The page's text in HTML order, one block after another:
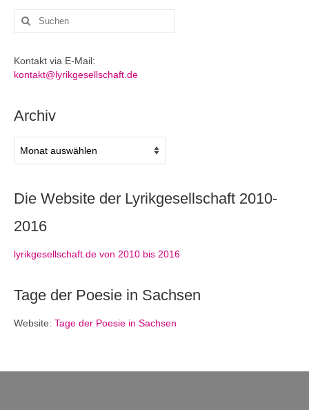
Suchen
nach:
Kontakt via E-Mail:
kontakt@lyrikgesellschaft.de
Archiv
Die Website der Lyrikgesellschaft 2010-
2016
lyrikgesellschaft.de von 2010 bis 2016
Tage der Poesie in Sachsen
Website: Tage der Poesie in Sachsen